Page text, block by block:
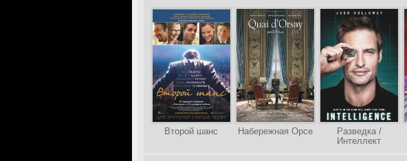
Второй шанс Набережная Орсе
Разведка /
Интеллект